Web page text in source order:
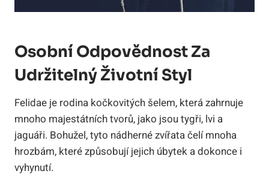
Osobní Odpovědnost Za
Udržitelný Životní Styl
Felidae je rodina kočkovitých šelem, která zahrnuje
mnoho majestátních tvorů, jako jsou tygři, lvi a
jaguáři. Bohužel, tyto nádherné zvířata čelí mnoha
hrozbám, které způsobují jejich úbytek a dokonce i
vyhynutí.